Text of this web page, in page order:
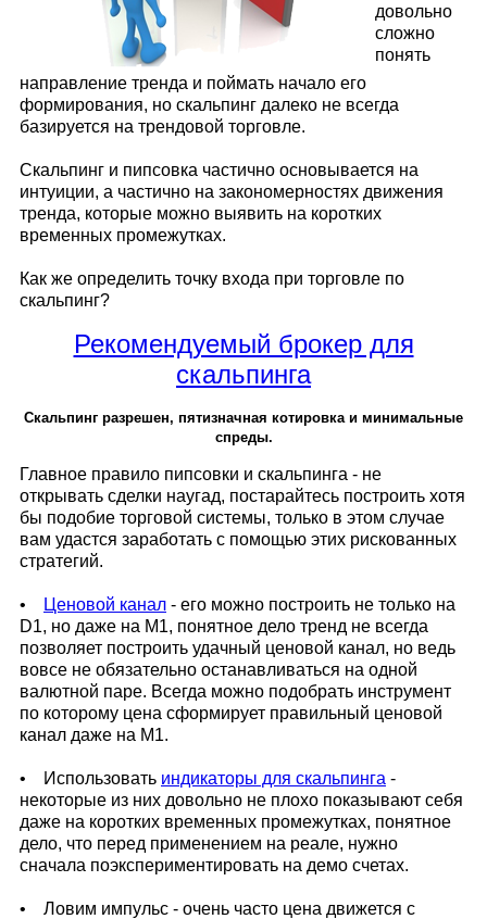
довольно
сложно
понять
направление тренда и поймать начало его
формирования, но скальпинг далеко не всегда
базируется на трендовой торговле.
Скальпинг и пипсовка частично основывается на
интуиции, а частично на закономерностях движения
тренда, которые можно выявить на коротких
временных промежутках.
Как же определить точку входа при торговле по
скальпинг?
Рекомендуемый брокер для
скальпинга
Скальпинг разрешен, пятизначная котировка и минимальные
спреды.
Главное правило пипсовки и скальпинга - не
открывать сделки наугад, постарайтесь построить хотя
бы подобие торговой системы, только в этом случае
вам удастся заработать с помощью этих рискованных
стратегий.
• Ценовой канал - его можно построить не только на
D1, но даже на М1, понятное дело тренд не всегда
позволяет построить удачный ценовой канал, но ведь
вовсе не обязательно останавливаться на одной
валютной паре. Всегда можно подобрать инструмент
по которому цена сформирует правильный ценовой
канал даже на М1.
• Использовать индикаторы для скальпинга -
некоторые из них довольно не плохо показывают себя
даже на коротких временных промежутках, понятное
дело, что перед применением на реале, нужно
сначала поэкспериментировать на демо счетах.
• Ловим импульс - очень часто цена движется с